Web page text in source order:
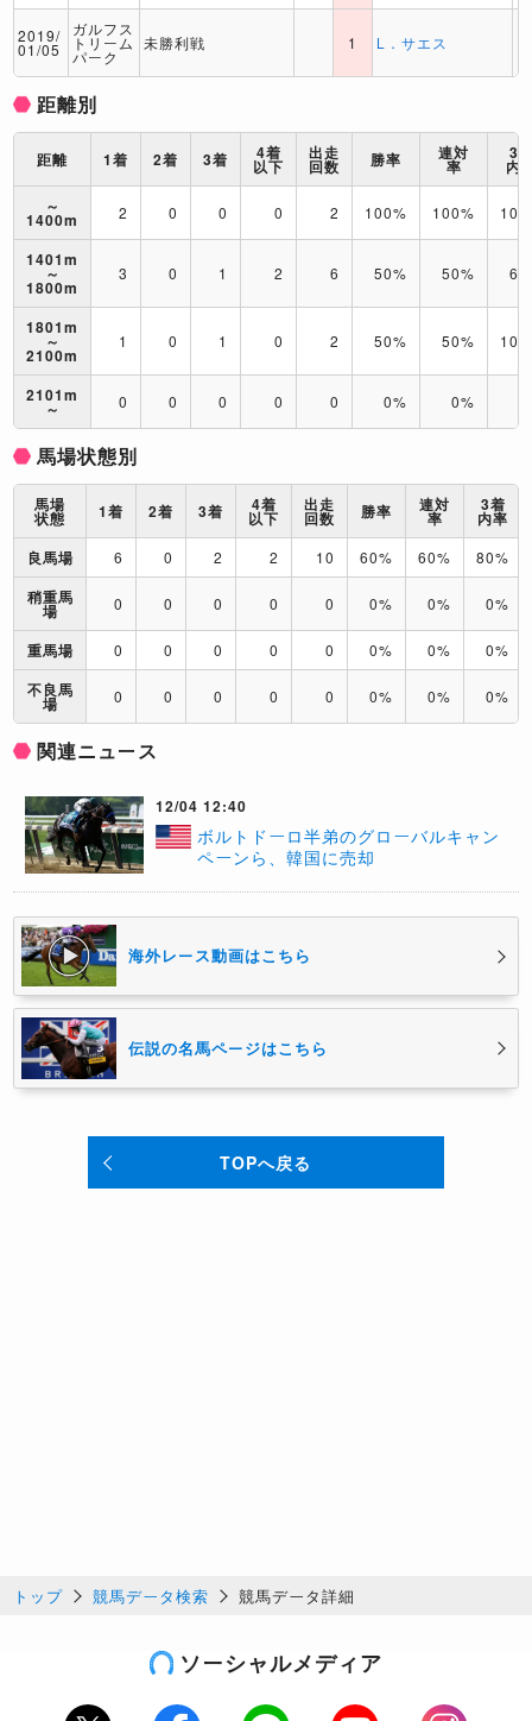
2019/
01/05
ガルフス
トリーム
パーク
未勝利戦 1 L．サエス
距離別
距離 1着 2着 3着 4着
以下
出走
回数 勝率 連対
率
3
内
～
1400m 2 0 0 0 2 100% 100%
1401m
～
1800m
3 0 1 2 6 50% 50%
1801m
～
2100m
1 0 1 0 2 50% 50%
2101m
～ 0 0 0 0 0 0% 0%
馬場状態別
馬場
状態 1着 2着 3着 4着
以下
出走
回数 勝率 連対
率
3着
内率
良馬場
6 0 2 2 10 60% 60% 80%
稍重馬
場 0 0 0 0 0 0% 0% 0%
重馬場 0 0 0 0 0 0% 0% 0%
不良馬
場 0 0 0 0 0 0% 0% 0%
関連ニュース
12/04 12:40
ボルトドーロ半弟のグローバルキャン
ペーンら、韓国に売却
海外レース動画はこちら
伝説の名馬ページはこちら
TOPへ戻る
トップ 競馬データ検索 競馬データ詳細
ソーシャルメディア